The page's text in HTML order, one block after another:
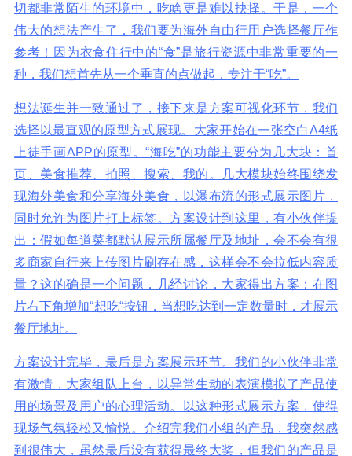
切都非常陌生的环境中，吃啥更是难以抉择。于是，一个
伟大的想法产生了，我们要为海外自由行用户选择餐厅作
参考！因为衣食住行中的“食”是旅行资源中非常重要的一
种，我们想首先从一个垂直的点做起，专注于“吃”。
想法诞生并一致通过了，接下来是方案可视化环节，我们
选择以最直观的原型方式展现。大家开始在一张空白A4纸
上徒手画APP的原型。“海吃”的功能主要分为几大块：首
页、美食推荐、拍照、搜索、我的。几大模块始终围绕发
现海外美食和分享海外美食，以瀑布流的形式展示图片，
同时允许为图片打上标签。方案设计到这里，有小伙伴提
出：假如每道菜都默认展示所属餐厅及地址，会不会有很
多商家自行来上传图片刷存在感，这样会不会拉低内容质
量？这的确是一个问题，几经讨论，大家得出方案：在图
片右下角增加“想吃“按钮，当想吃达到一定数量时，才展示
餐厅地址。
方案设计完毕，最后是方案展示环节。我们的小伙伴非常
有激情，大家组队上台，以异常生动的表演模拟了产品使
用的场景及用户的心理活动。以这种形式展示方案，使得
现场气氛轻松又愉悦。介绍完我们小组的产品，我突然感
到很伟大，虽然最后没有获得最终大奖，但我们的产品是